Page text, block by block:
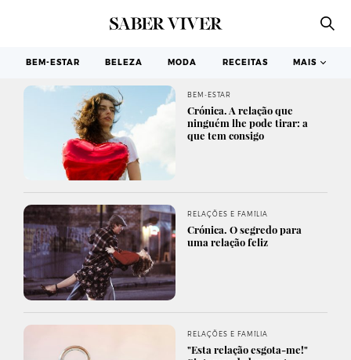
BEM-ESTAR BELEZA MODA RECEITAS MAIS
BEM-ESTAR
Crónica. A relação que
ninguém lhe pode tirar: a
que tem consigo
RELAÇÕES E FAMÍLIA
Crónica. O segredo para
uma relação feliz
RELAÇÕES E FAMÍLIA
"Esta relação esgota-me!"